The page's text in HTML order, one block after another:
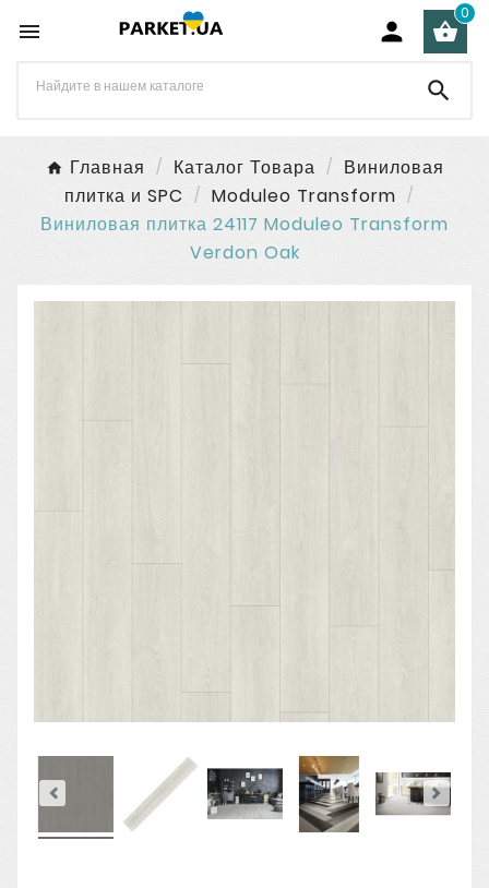
  
0

Главная Каталог Товара
Виниловая
плитка и SPC
Moduleo Transform
Виниловая плитка 24117 Moduleo Transform
Verdon Oak